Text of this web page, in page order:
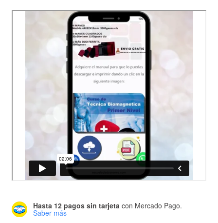
Hasta 12 pagos sin tarjeta con Mercado Pago.
Saber más